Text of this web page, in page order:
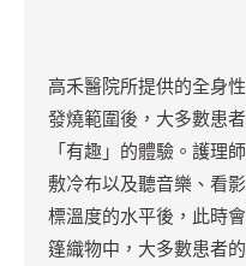
高禾醫院所提供的全身
發燒範圍後，大多數患
「有趣」的體驗。護理
敷冷布以及聽音樂、看
標溫度的水平後，此時
篷織物中，大多數患者